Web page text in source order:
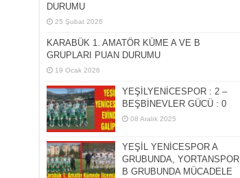
DURUMU
25 Şubat 2026
KARABÜK 1. AMATÖR KÜME A VE B
GRUPLARI PUAN DURUMU
19 Ocak 2026
YEŞİLYENİCESPOR : 2 –
BEŞBİNEVLER GÜCÜ : 0
08 Aralık 2025
YEŞİL YENİCESPOR A
GRUBUNDA, YORTANSPOR
B GRUBUNDA MÜCADELE